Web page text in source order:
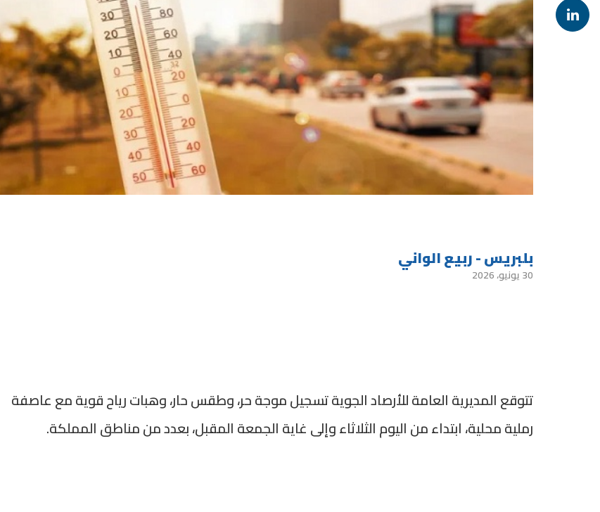
بلبريس - ربيع الواني
30 يونيو، 2026
تتوقع المديرية العامة للأرصاد الجوية تسجيل موجة حر، وطقس حار، وهبات رياح قوية مع عاصفة
رملية محلية، ابتداء من اليوم الثلاثاء وإلى غاية الجمعة المقبل، بعدد من مناطق المملكة.